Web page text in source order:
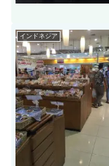
インドネシア